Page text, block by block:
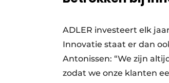
ADLER investeert elk
Innovatie staat er dan
Antonissen: “We zijn
zodat we onze klanten